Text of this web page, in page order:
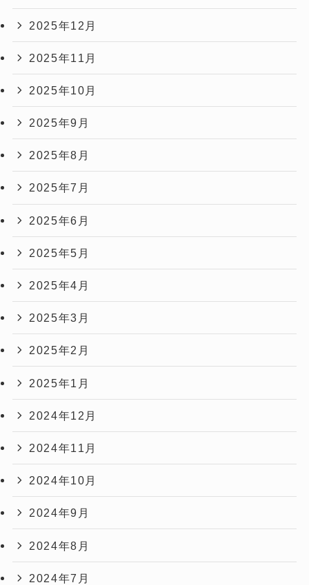
2025年12月
2025年11月
2025年10月
2025年9月
2025年8月
2025年7月
2025年6月
2025年5月
2025年4月
2025年3月
2025年2月
2025年1月
2024年12月
2024年11月
2024年10月
2024年9月
2024年8月
2024年7月